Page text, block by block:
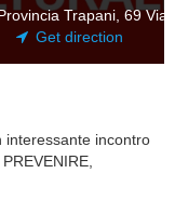
Trapani, 69 Via
Get direction
interessante incontro